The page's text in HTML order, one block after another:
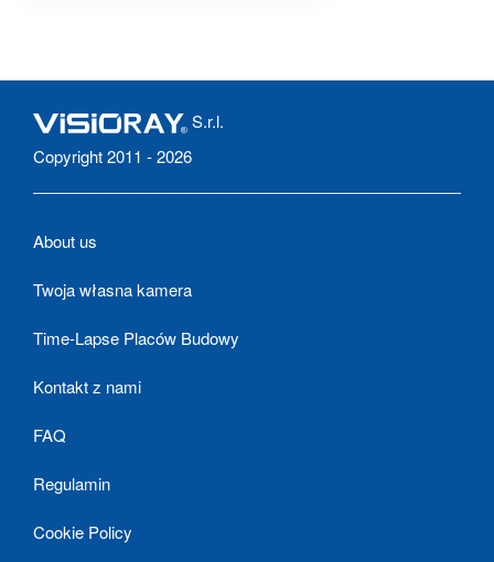
S.r.l.
Copyright 2011 - 2026
About us
Twoja własna kamera
Time-Lapse Placów Budowy
Kontakt z nami
FAQ
Regulamin
Cookie Policy